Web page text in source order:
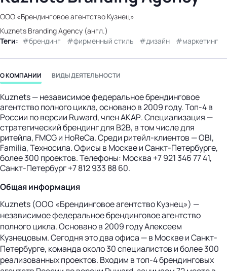
ООО «Брендинговое агентство Кузнец»
Kuznets Branding Agency (англ.)
Теги:
брендинг фирменный стиль дизайн маркетинг
О КОМПАНИИ ВИДЫ ДЕЯТЕЛЬНОСТИ
Kuznets — независимое федеральное брендинговое
агентство полного цикла, основано в 2009 году. Топ-4 в
России по версии Ruward, член АКАР. Специализация —
стратегический брендинг для B2B, в том числе для
ритейла, FMCG и HoReCa. Среди ритейл-клиентов — OBI,
Familia, Техносила. Офисы в Москве и Санкт-Петербурге,
более 300 проектов. Телефоны: Москва +7 921 346 77 41,
Санкт-Петербург +7 812 933 88 60.
Общая информация
Kuznets (ООО «Брендинговое агентство Кузнец») —
независимое федеральное брендинговое агентство
полного цикла. Основано в 2009 году Алексеем
Кузнецовым. Сегодня это два офиса — в Москве и Санкт-
Петербурге, команда около 30 специалистов и более 300
реализованных проектов. Входим в топ-4 брендинговых